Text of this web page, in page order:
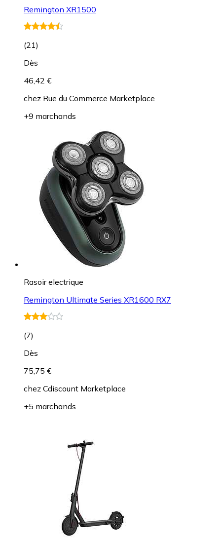
Remington XR1500
(21)
Dès
46,42 €
chez Rue du Commerce Marketplace
+9 marchands
Rasoir electrique
Remington Ultimate Series XR1600 RX7
(7)
Dès
75,75 €
chez Cdiscount Marketplace
+5 marchands